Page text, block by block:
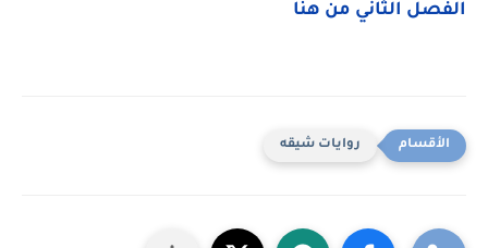
الفصل الثاني من هنا
روايات شيقه